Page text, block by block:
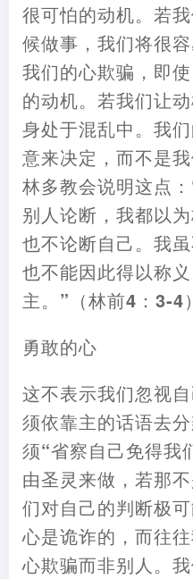
很可怕的动机。若
候做事 ， 我们将很
我们的心欺骗 ， 即
的动机。若我们让
身处于混乱中。我
意来决定 ， 而不是
林多教会说明这点 ：
别人论断 ， 我都以
也不论断自己。我
也不能因此得以称义
主。” （林前4 ： 3-4）
勇敢的心
这不表示我们忽视
须依靠主的话语去
须“省察自己免得我
由圣灵来做 ， 若那
们对自己的判断极
心是诡诈的 ， 而往
心欺骗而非别人。